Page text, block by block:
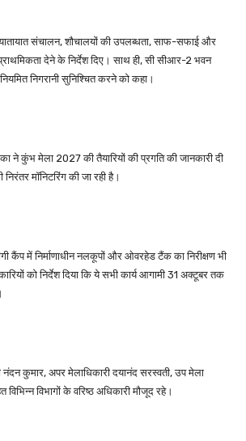
यातायात संचालन, शौचालयों की उपलब्धता, साफ-सफाई और
प्राथमिकता देने के निर्देश दिए। साथ ही, सी सीआर-2 भवन
नियमित निगरानी सुनिश्चित करने को कहा।
ने कुंभ मेला 2027 की तैयारियों की प्रगति की जानकारी दी
मॉनिटरिंग की जा रही है।
कैंप में निर्माणाधीन नलकूपों और ओवरहेड टैंक का निरीक्षण भी
को निर्देश दिया कि ये सभी कार्य आगामी 31 अक्टूबर तक
कुमार, अपर मेलाधिकारी दयानंद सरस्वती, उप मेला
विभागों के वरिष्ठ अधिकारी मौजूद रहे।